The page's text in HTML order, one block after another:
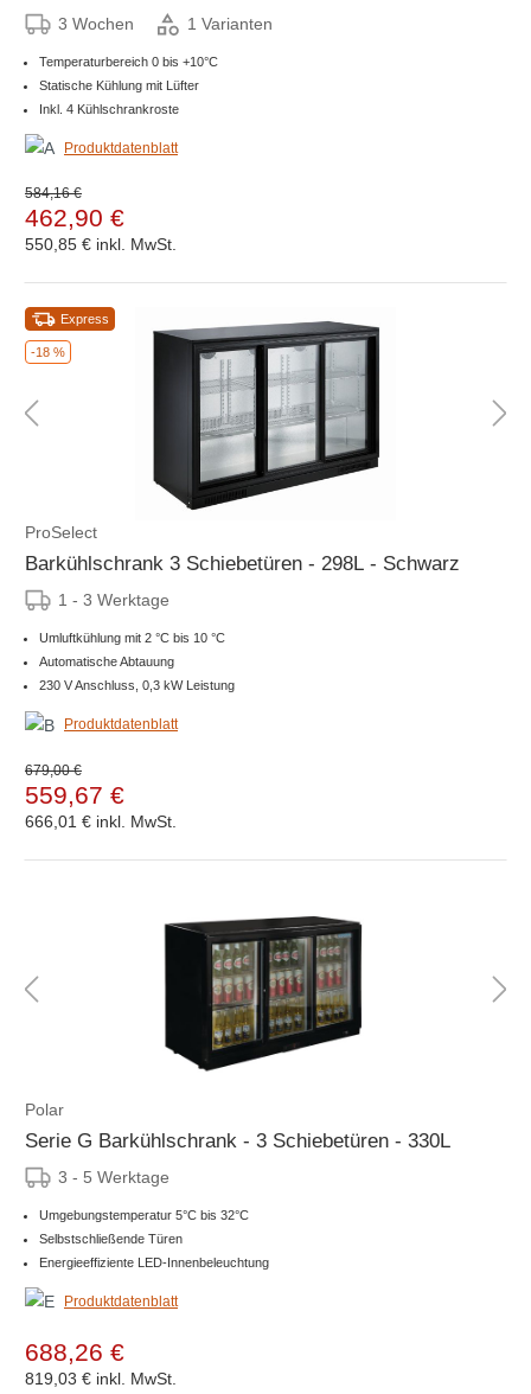
3 Wochen 1 Varianten
Temperaturbereich 0 bis +10°C
Statische Kühlung mit Lüfter
Inkl. 4 Kühlschrankroste
Produktdatenblatt
584,16 €
462,90 €
550,85 € inkl. MwSt.
-18 %
Express
ProSelect
Barkühlschrank 3 Schiebetüren - 298L - Schwarz
1 - 3 Werktage
Umluftkühlung mit 2 °C bis 10 °C
Automatische Abtauung
230 V Anschluss, 0,3 kW Leistung
Produktdatenblatt
679,00 €
559,67 €
666,01 € inkl. MwSt.
Polar
Serie G Barkühlschrank - 3 Schiebetüren - 330L
3 - 5 Werktage
Umgebungstemperatur 5°C bis 32°C
Selbstschließende Türen
Energieeffiziente LED-Innenbeleuchtung
Produktdatenblatt
688,26 €
819,03 € inkl. MwSt.